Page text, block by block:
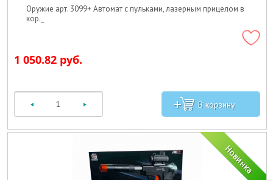
Оружие арт. 3099+ Автомат с пульками, лазерным прицелом в
кор._
1 050.82 руб.